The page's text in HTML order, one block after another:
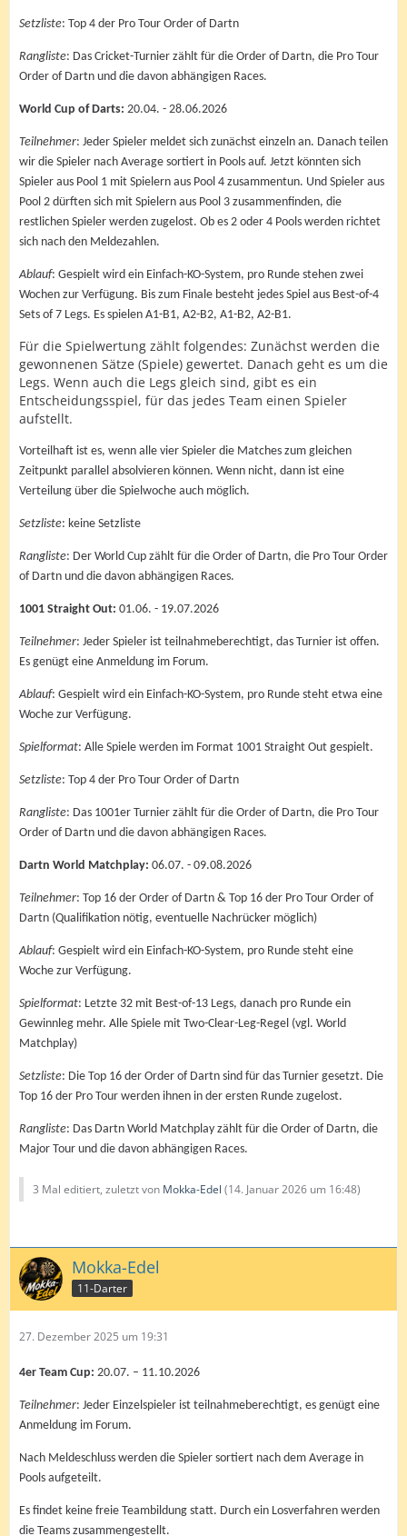
Setzliste: Top 4 der Pro Tour Order of Dartn
Rangliste: Das Cricket-Turnier zählt für die Order of Dartn, die Pro Tour
Order of Dartn und die davon abhängigen Races.
World Cup of Darts: 20.04. - 28.06.2026
Teilnehmer: Jeder Spieler meldet sich zunächst einzeln an. Danach teilen
wir die Spieler nach Average sortiert in Pools auf. Jetzt könnten sich
Spieler aus Pool 1 mit Spielern aus Pool 4 zusammentun. Und Spieler aus
Pool 2 dürften sich mit Spielern aus Pool 3 zusammenfinden, die
restlichen Spieler werden zugelost. Ob es 2 oder 4 Pools werden richtet
sich nach den Meldezahlen.
Ablauf: Gespielt wird ein Einfach-KO-System, pro Runde stehen zwei
Wochen zur Verfügung. Bis zum Finale besteht jedes Spiel aus Best-of-4
Sets of 7 Legs. Es spielen A1-B1, A2-B2, A1-B2, A2-B1.
Für die Spielwertung zählt folgendes: Zunächst werden die
gewonnenen Sätze (Spiele) gewertet. Danach geht es um die
Legs. Wenn auch die Legs gleich sind, gibt es ein
Entscheidungsspiel, für das jedes Team einen Spieler
aufstellt.
Vorteilhaft ist es, wenn alle vier Spieler die Matches zum gleichen
Zeitpunkt parallel absolvieren können. Wenn nicht, dann ist eine
Verteilung über die Spielwoche auch möglich.
Setzliste: keine Setzliste
Rangliste: Der World Cup zählt für die Order of Dartn, die Pro Tour Order
of Dartn und die davon abhängigen Races.
1001 Straight Out: 01.06. - 19.07.2026
Teilnehmer: Jeder Spieler ist teilnahmeberechtigt, das Turnier ist offen.
Es genügt eine Anmeldung im Forum.
Ablauf: Gespielt wird ein Einfach-KO-System, pro Runde steht etwa eine
Woche zur Verfügung.
Spielformat: Alle Spiele werden im Format 1001 Straight Out gespielt.
Setzliste: Top 4 der Pro Tour Order of Dartn
Rangliste: Das 1001er Turnier zählt für die Order of Dartn, die Pro Tour
Order of Dartn und die davon abhängigen Races.
Dartn World Matchplay: 06.07. - 09.08.2026
Teilnehmer: Top 16 der Order of Dartn & Top 16 der Pro Tour Order of
Dartn (Qualifikation nötig, eventuelle Nachrücker möglich)
Ablauf: Gespielt wird ein Einfach-KO-System, pro Runde steht eine
Woche zur Verfügung.
Spielformat: Letzte 32 mit Best-of-13 Legs, danach pro Runde ein
Gewinnleg mehr. Alle Spiele mit Two-Clear-Leg-Regel (vgl. World
Matchplay)
Setzliste: Die Top 16 der Order of Dartn sind für das Turnier gesetzt. Die
Top 16 der Pro Tour werden ihnen in der ersten Runde zugelost.
Rangliste: Das Dartn World Matchplay zählt für die Order of Dartn, die
Major Tour und die davon abhängigen Races.
3 Mal editiert, zuletzt von Mokka-Edel (14. Januar 2026 um 16:48)
Mokka-Edel
11-Darter
27. Dezember 2025 um 19:31
4er Team Cup: 20.07. – 11.10.2026
Teilnehmer: Jeder Einzelspieler ist teilnahmeberechtigt, es genügt eine
Anmeldung im Forum.
Nach Meldeschluss werden die Spieler sortiert nach dem Average in
Pools aufgeteilt.
Es findet keine freie Teambildung statt. Durch ein Losverfahren werden
die Teams zusammengestellt.